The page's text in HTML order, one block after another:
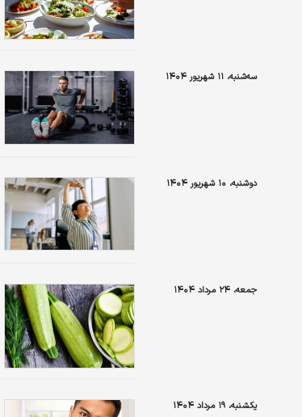
سه‌شنبه، ۱۱ شهریور ۱۴۰۴
دوشنبه، ۱۰ شهریور ۱۴۰۴
جمعه، ۲۴ مرداد ۱۴۰۴
یکشنبه، ۱۹ مرداد ۱۴۰۴